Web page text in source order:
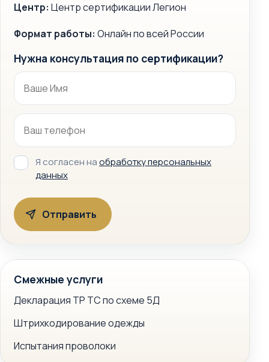
Центр: Центр сертификации Легион
Формат работы: Онлайн по всей России
Нужна консультация по сертификации?
Я согласен наобработку персональных
данных
Смежные услуги
Декларация ТР ТС по схеме 5Д
Штрихкодирование одежды
Испытания проволоки